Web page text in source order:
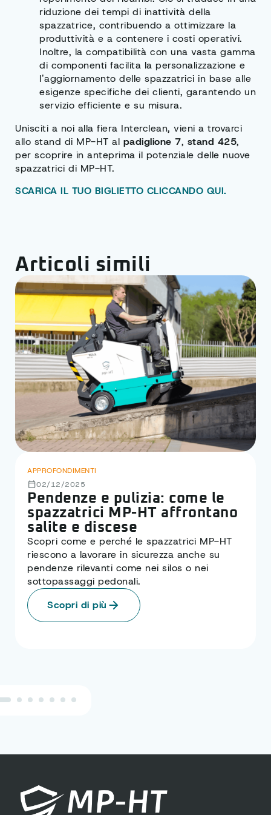
riduzione dei tempi di inattività della
spazzatrice, contribuendo a ottimizzare la
produttività e a contenere i costi operativi.
Inoltre, la compatibilità con una vasta gamma
di componenti facilita la personalizzazione e
l’aggiornamento delle spazzatrici in base alle
esigenze specifiche dei clienti, garantendo un
servizio efficiente e su misura.
Unisciti a noi alla fiera Interclean, vieni a trovarci
allo stand di MP-HT al padiglione 7, stand 425,
per scoprire in anteprima il potenziale delle nuove
spazzatrici di MP-HT.
SCARICA IL TUO BIGLIETTO CLICCANDO QUI.
Articoli simili
APPROFONDIMENTI
02/12/2025
Pendenze e pulizia: come le
spazzatrici MP-HT affrontano
salite e discese
Scopri come e perché le spazzatrici MP-HT
riescono a lavorare in sicurezza anche su
pendenze rilevanti come nei silos o nei
sottopassaggi pedonali.
Scopri di più